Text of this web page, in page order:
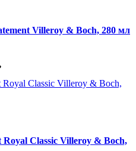
Villeroy & Boch, 280 мл
Classic Villeroy & Boch,